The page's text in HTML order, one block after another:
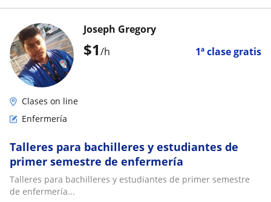
$1/h 1ª clase gratis
Joseph Gregory
Clases on line
Enfermería
Talleres para bachilleres y estudiantes de
primer semestre de enfermería
Talleres para bachilleres y estudiantes de primer semestre
de enfermería...